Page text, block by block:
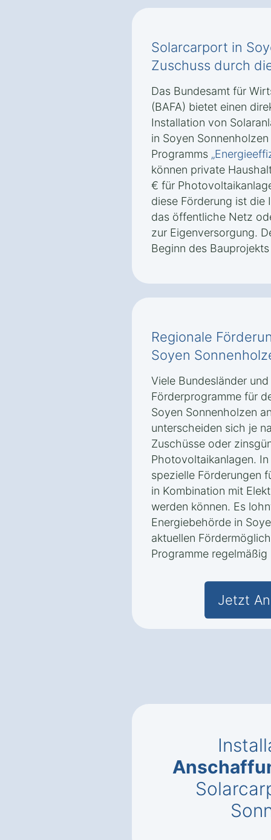
Solarcarport in
Zuschuss durch
Das Bundesamt für
(BAFA) bietet einen
Installation von
in Soyen
Programms
können private
€ für
diese Förderung ist die
das öffentliche Netz
zur Eigenversorgung.
Beginn des
Regionale
Soyen
Viele Bundesländer
Förderprogramme für
Soyen Sonnenholzen
unterscheiden sich je
Zuschüsse oder
Photovoltaikanlagen.
spezielle Förderungen
in Kombination mit
werden können. Es
Energiebehörde in
aktuellen
Programme
Jetzt